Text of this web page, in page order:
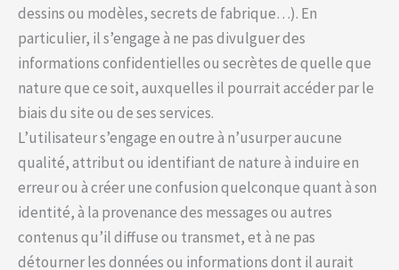
dessins ou modèles, secrets de fabrique…). En
particulier, il s’engage à ne pas divulguer des
informations confidentielles ou secrètes de quelle que
nature que ce soit, auxquelles il pourrait accéder par le
biais du site ou de ses services.
L’utilisateur s’engage en outre à n’usurper aucune
qualité, attribut ou identifiant de nature à induire en
erreur ou à créer une confusion quelconque quant à son
identité, à la provenance des messages ou autres
contenus qu’il diffuse ou transmet, et à ne pas
détourner les données ou informations dont il aurait